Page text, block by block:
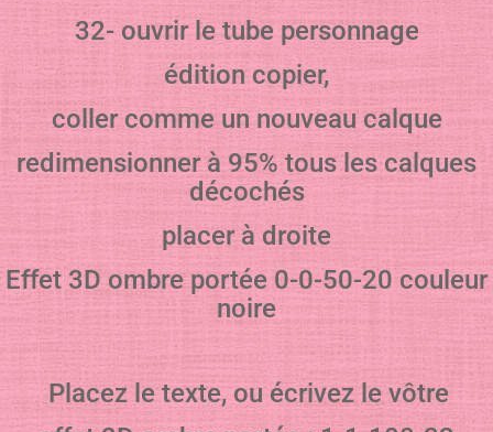
32- ouvrir le tube personnage
édition copier,
coller comme un nouveau calque
redimensionner à 95% tous les calques
décochés
placer à droite
Effet 3D ombre portée 0-0-50-20 couleur
noire
Placez le texte, ou écrivez le vôtre